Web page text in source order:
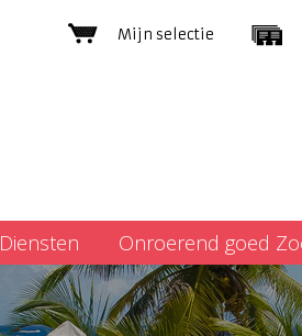
Mijn selectie
Diensten Onroerend goed